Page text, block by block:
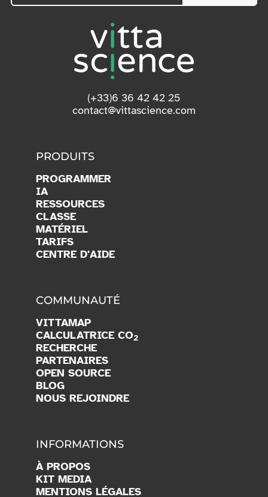
(+33)6 36 42 42 25
contact@vittascience.com
PRODUITS
PROGRAMMER
IA
RESSOURCES
CLASSE
MATÉRIEL
TARIFS
CENTRE D'AIDE
COMMUNAUTÉ
VITTAMAP
CALCULATRICE CO2
RECHERCHE
PARTENAIRES
OPEN SOURCE
BLOG
NOUS REJOINDRE
INFORMATIONS
À PROPOS
KIT MEDIA
MENTIONS LÉGALES